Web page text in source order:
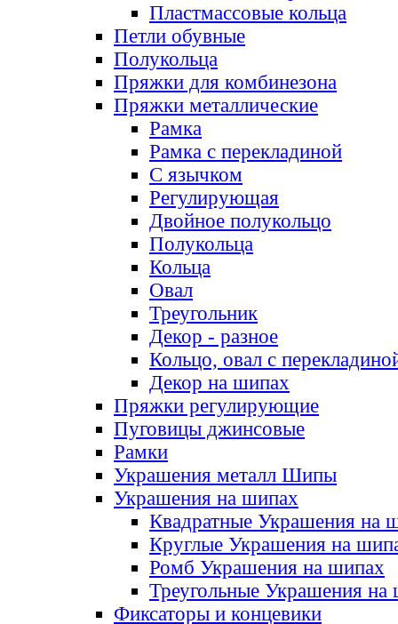
Пластмассовые кольца
Петли обувные
Полукольца
Пряжки для комбинезона
Пряжки металлические
Рамка
Рамка с перекладиной
С язычком
Регулирующая
Двойное полукольцо
Полукольца
Кольца
Овал
Треугольник
Декор - разное
Кольцо, овал с
Декор на шипах
Пряжки регулирующие
Пуговицы джинсовые
Рамки
Украшения металл Шипы
Украшения на шипах
Квадратные Украшения на
Круглые Украшения на
Ромб Украшения на шипах
Треугольные Украшения на
Фиксаторы и концевики